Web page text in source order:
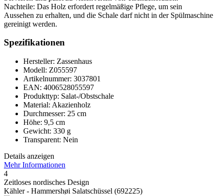
Nachteile: Das Holz erfordert regelmäßige Pflege, um sein
Aussehen zu erhalten, und die Schale darf nicht in der Spülmaschine
gereinigt werden.
Spezifikationen
Hersteller: Zassenhaus
Modell: Z055597
Artikelnummer: 3037801
EAN: 4006528055597
Produkttyp: Salat-/Obstschale
Material: Akazienholz
Durchmesser: 25 cm
Höhe: 9,5 cm
Gewicht: 330 g
Transparent: Nein
Details anzeigen
Mehr Informationen
4
Zeitloses nordisches Design
Kähler - Hammershøi Salatschüssel (692225)